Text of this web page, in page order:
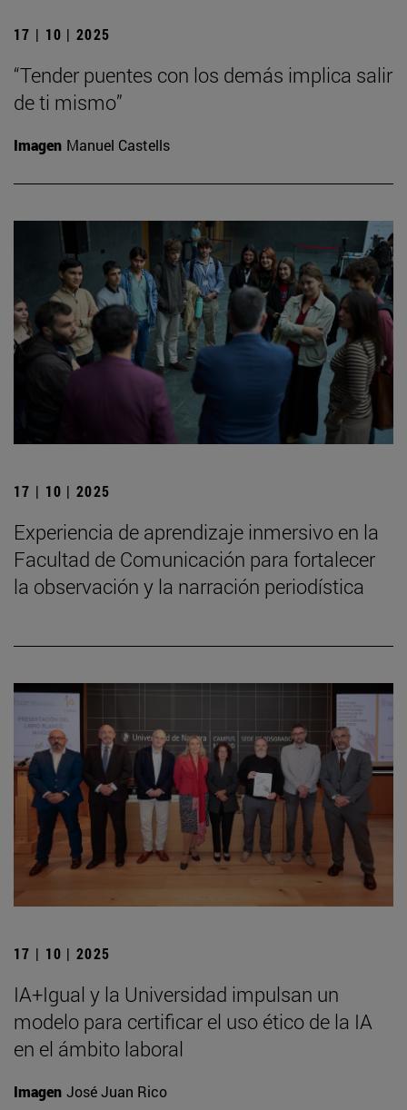
17 | 10 | 2025
“Tender puentes con los demás implica salir
de ti mismo”
Imagen Manuel Castells
17 | 10 | 2025
Experiencia de aprendizaje inmersivo en la
Facultad de Comunicación para fortalecer
la observación y la narración periodística
17 | 10 | 2025
IA+Igual y la Universidad impulsan un
modelo para certificar el uso ético de la IA
en el ámbito laboral
Imagen José Juan Rico